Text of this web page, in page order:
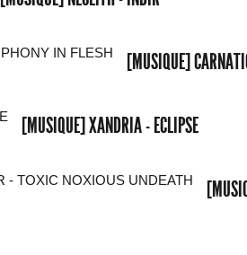
[MUSIQUE]
[MUSIQUE] XANDRIA - ECLIPSE